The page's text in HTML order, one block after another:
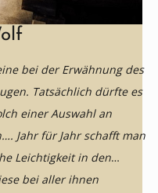
bei der Erwähnung des
Tatsächlich dürfte es
einer Auswahl an
Jahr für Jahr schafft man
Leichtigkeit in den
bei aller ihnen